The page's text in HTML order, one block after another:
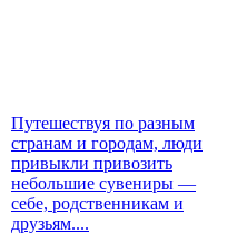
Путешествуя по разным
странам и городам, люди
привыкли привозить
небольшие сувениры —
себе, родственникам и
друзьям....